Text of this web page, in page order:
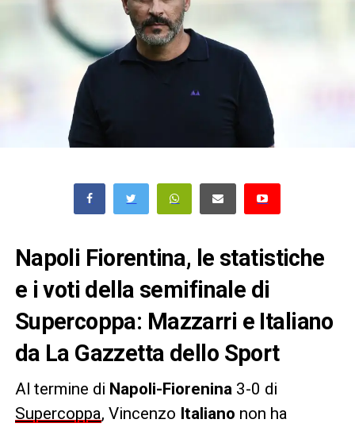
Napoli Fiorentina, le statistiche
e i voti della semifinale di
Supercoppa: Mazzarri e Italiano
da La Gazzetta dello Sport
Al termine di Napoli-Fiorenina 3-0 di
Supercoppa, Vincenzo Italiano non ha